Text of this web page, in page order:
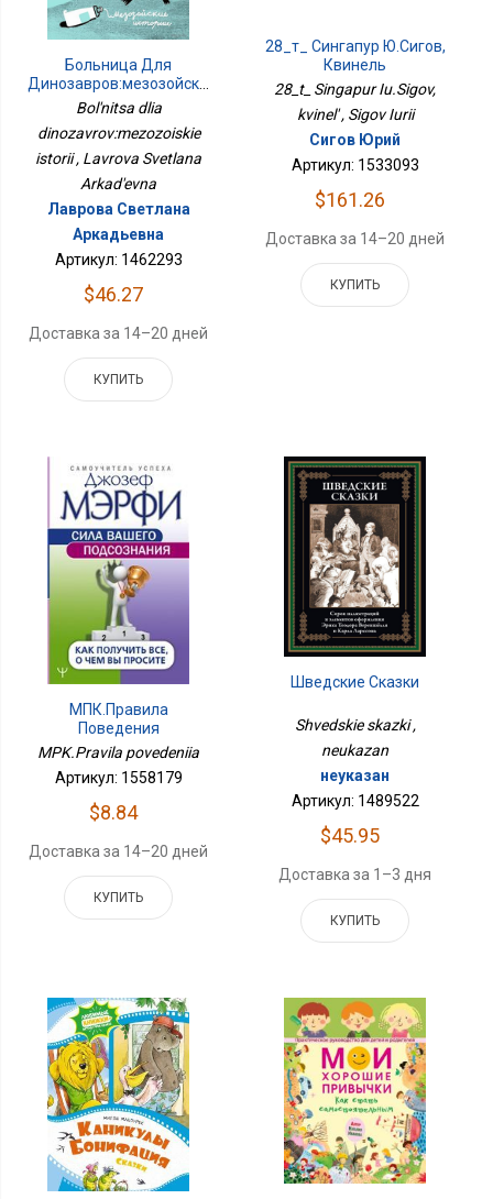
Больница Для
Динозавров:мезозойские
Истории
Bol'nitsa dlia
dinozavrov:mezozoiskie
istorii , Lavrova Svetlana
Arkad'evna
Лаврова Светлана
Аркадьевна
Артикул: 1462293
$46.27
Доставка за 14–20 дней
КУПИТЬ
28_т_ Сингапур Ю.Сигов,
Квинель
28_t_ Singapur Iu.Sigov,
kvinel' , Sigov Iurii
Сигов Юрий
Артикул: 1533093
$161.26
Доставка за 14–20 дней
КУПИТЬ
МПК.Правила
Поведения
MPK.Pravila povedeniia
Артикул: 1558179
$8.84
Доставка за 14–20 дней
КУПИТЬ
Шведские Сказки
Shvedskie skazki ,
neukazan
неуказан
Артикул: 1489522
$45.95
Доставка за 1–3 дня
КУПИТЬ